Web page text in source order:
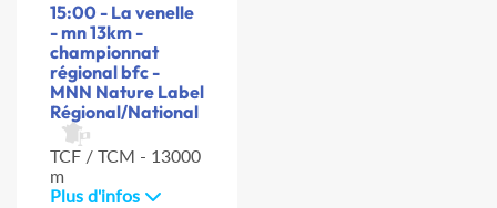
15:00 - La venelle
- mn 13km -
championnat
régional bfc -
MNN Nature Label
Régional/National
TCF / TCM - 13000
m
Plus d'infos